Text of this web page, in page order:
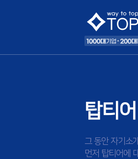
탑티
그 동안 자기소
먼저 탑티어에